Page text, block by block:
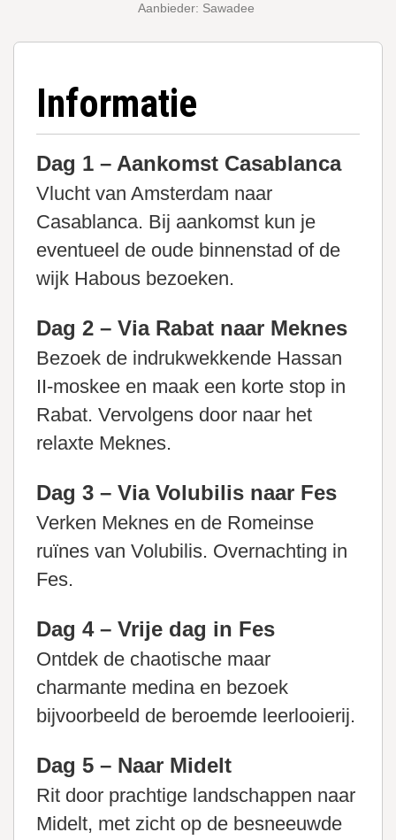
Aanbieder: Sawadee
Informatie
Dag 1 – Aankomst Casablanca
Vlucht van Amsterdam naar
Casablanca. Bij aankomst kun je
eventueel de oude binnenstad of de
wijk Habous bezoeken.
Dag 2 – Via Rabat naar Meknes
Bezoek de indrukwekkende Hassan
II-moskee en maak een korte stop in
Rabat. Vervolgens door naar het
relaxte Meknes.
Dag 3 – Via Volubilis naar Fes
Verken Meknes en de Romeinse
ruïnes van Volubilis. Overnachting in
Fes.
Dag 4 – Vrije dag in Fes
Ontdek de chaotische maar
charmante medina en bezoek
bijvoorbeeld de beroemde leerlooierij.
Dag 5 – Naar Midelt
Rit door prachtige landschappen naar
Midelt, met zicht op de besneeuwde